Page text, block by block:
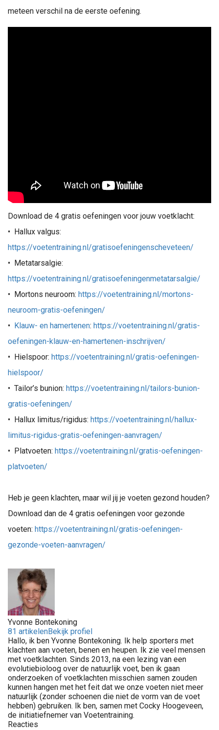
meteen verschil na de eerste oefening.
Download de 4 gratis oefeningen voor jouw voetklacht:
•
Hallux valgus:
https://voetentraining.nl/gratisoefeningenscheveteen/
•
Metatarsalgie:
https://voetentraining.nl/gratisoefeningenmetatarsalgie/
•
Mortons neuroom: https://voetentraining.nl/mortons-
neuroom-gratis-oefeningen/
•
Klauw- en hamertenen: https://voetentraining.nl/gratis-
oefeningen-klauw-en-hamertenen-inschrijven/
•
Hielspoor: https://voetentraining.nl/gratis-oefeningen-
hielspoor/
• Tailor’s bunion: https://voetentraining.nl/tailors-bunion-
gratis-oefeningen/
•
Hallux limitus/rigidus: https://voetentraining.nl/hallux-
limitus-rigidus-gratis-oefeningen-aanvragen/
•
Platvoeten: https://voetentraining.nl/gratis-oefeningen-
platvoeten/
Heb je geen klachten, maar wil jij je voeten gezond houden?
Download dan de 4 gratis oefeningen voor gezonde
voeten: https://voetentraining.nl/gratis-oefeningen-
gezonde-voeten-aanvragen/
Yvonne Bontekoning
81 artikelenBekijk profiel
Hallo, ik ben Yvonne Bontekoning. Ik help sporters met
klachten aan voeten, benen en heupen. Ik zie veel mensen
met voetklachten. Sinds 2013, na een lezing van een
evolutiebioloog over de natuurlijk voet, ben ik gaan
onderzoeken of voetklachten misschien samen zouden
kunnen hangen met het feit dat we onze voeten niet meer
natuurlijk (zonder schoenen die niet de vorm van de voet
hebben) gebruiken. Ik ben, samen met Cocky Hoogeveen,
de initiatiefnemer van Voetentraining.
Reacties